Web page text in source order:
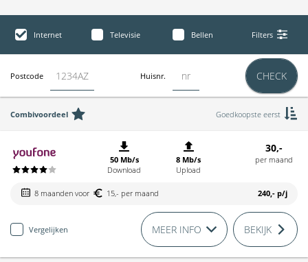
Internet Televisie Bellen Filters
Postcode Huisnr. CHECK
Combivoordeel Goedkoopste eerst
50 Mb/s
Download
8 Mb/s
Upload
30,-
per maand
8 maanden voor 15,- per maand 240,- p/j
Vergelijken MEER INFO BEKIJK